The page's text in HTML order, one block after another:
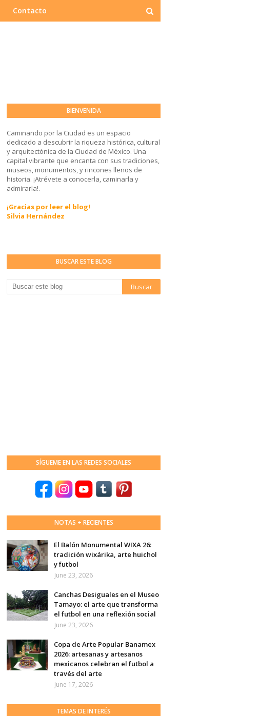
Contacto
BIENVENIDA
Caminando por la Ciudad es un espacio
dedicado a descubrir la riqueza histórica, cultural
y arquitectónica de la Ciudad de México. Una
capital vibrante que encanta con sus tradiciones,
museos, monumentos, y rincones llenos de
historia. ¡Atrévete a conocerla, caminarla y
admirarla!.
¡Gracias por leer el blog!
Silvia Hernández
BUSCAR ESTE BLOG
SÍGUEME EN LAS REDES SOCIALES
NOTAS + RECIENTES
El Balón Monumental WIXA 26:
tradición wixárika, arte huichol
y futbol
June 23, 2026
Canchas Desiguales en el Museo
Tamayo: el arte que transforma
el futbol en una reflexión social
June 23, 2026
Copa de Arte Popular Banamex
2026: artesanas y artesanos
mexicanos celebran el futbol a
través del arte
June 17, 2026
TEMAS DE INTERÉS